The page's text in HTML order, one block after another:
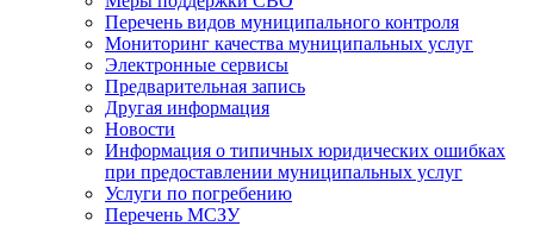
Перечень видов муниципального контроля
Мониторинг качества муниципальных услуг
Электронные сервисы
Предварительная запись
Другая информация
Новости
Информация о типичных юридических ошибках
при предоставлении муниципальных услуг
Услуги по погребению
Перечень МСЗУ